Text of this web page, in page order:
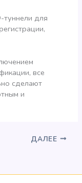
для
все
сделают
и
ДАЛЕЕ